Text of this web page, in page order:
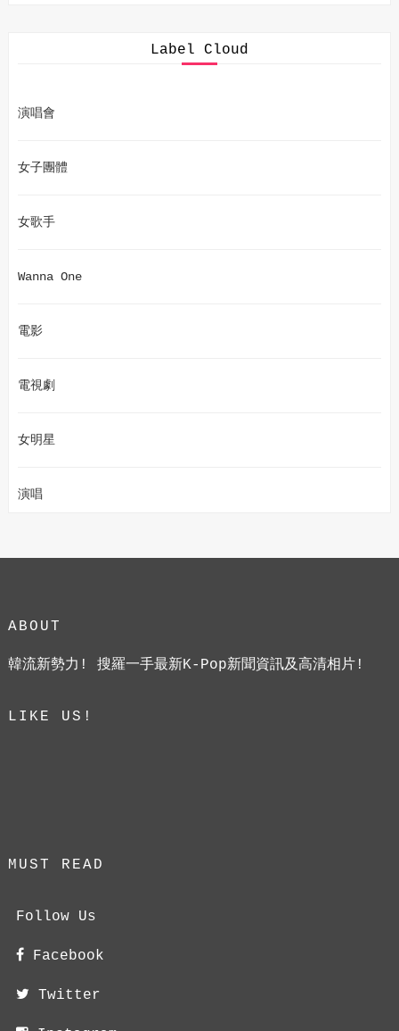
Label Cloud
演唱會
女子團體
女歌手
Wanna One
電影
電視劇
女明星
演唱
ABOUT
韓流新勢力! 搜羅一手最新K-Pop新聞資訊及高清相片!
LIKE US!
MUST READ
Follow Us
Facebook
Twitter